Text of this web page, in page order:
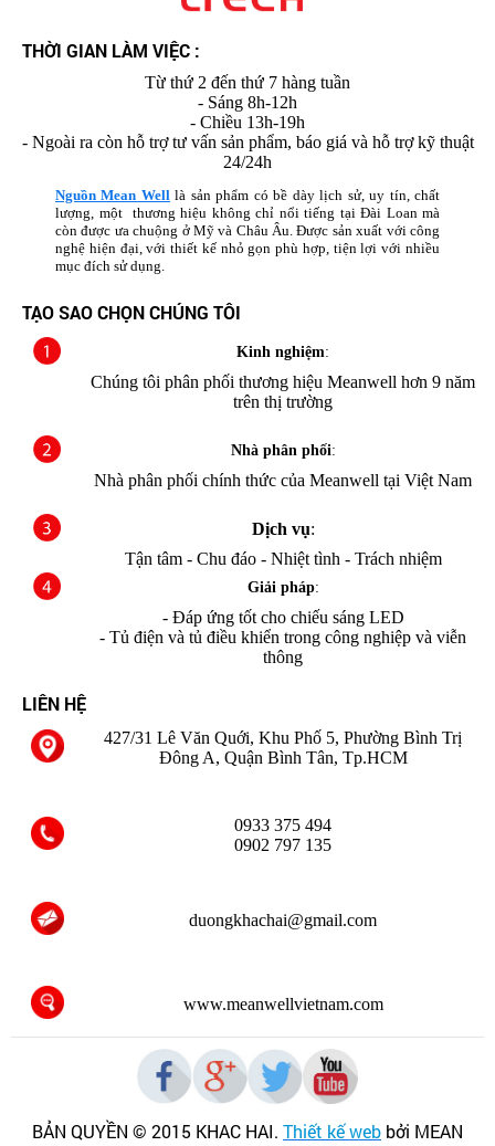
THỜI GIAN LÀM VIỆC :
Từ thứ 2 đến thứ 7 hàng tuần
- Sáng 8h-12h
- Chiều 13h-19h
- Ngoài ra còn hỗ trợ tư vấn sản phẩm, báo giá và hỗ trợ kỹ thuật
24/24h
Nguồn Mean Welllà sản phẩm có bề dày lịch sử, uy tín, chất
lượng, một thương hiệu không chỉ nổi tiếng tại Đài Loan mà
còn được ưa chuộng ở Mỹ và Châu Âu. Được sản xuất với công
nghệ hiện đại, với thiết kế nhỏ gọn phù hợp, tiện lợi với nhiều
mục đích sử dụng.
TẠO SAO CHỌN CHÚNG TÔI
Kinh nghiệm:
Chúng tôi phân phối thương hiệu Meanwell hơn 9 năm
trên thị trường
Nhà phân phối:
Nhà phân phối chính thức của Meanwell tại Việt Nam
Dịch vụ:
Tận tâm - Chu đáo - Nhiệt tình - Trách nhiệm
Giải pháp:
- Đáp ứng tốt cho chiếu sáng LED
- Tủ điện và tủ điều khiển trong công nghiệp và viễn
thông
LIÊN HỆ
427/31 Lê Văn Quới, Khu Phố 5, Phường Bình Trị
Đông A, Quận Bình Tân, Tp.HCM
0933 375 494
0902 797 135
duongkhachai@gmail.com
www.meanwellvietnam.com
BẢN QUYỀN © 2015 KHAC HAI. Thiết kế web bởi MEAN